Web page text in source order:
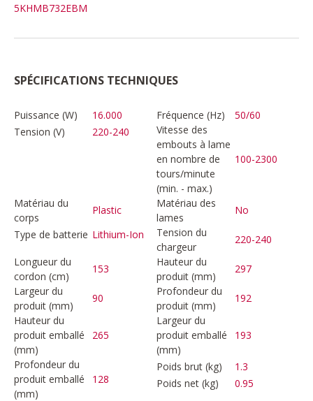
5KHMB732EBM
SPÉCIFICATIONS TECHNIQUES
Puissance (W) 16.000 Fréquence (Hz)
50/60
Tension (V)
220-240
Vitesse des
embouts à lame
en nombre de
tours/minute
(min. - max.)
100-2300
Matériau du
corps
Plastic
Matériau des
lames
No
Type de batterie Lithium-Ion
Tension du
chargeur
220-240
Longueur du
cordon (cm)
153
Hauteur du
produit (mm)
297
Largeur du
produit (mm)
90
Profondeur du
produit (mm)
192
Hauteur du
produit emballé
(mm)
265
Largeur du
produit emballé
(mm)
193
Profondeur du
produit emballé
(mm)
128
Poids brut (kg)
1.3
Poids net (kg)
0.95